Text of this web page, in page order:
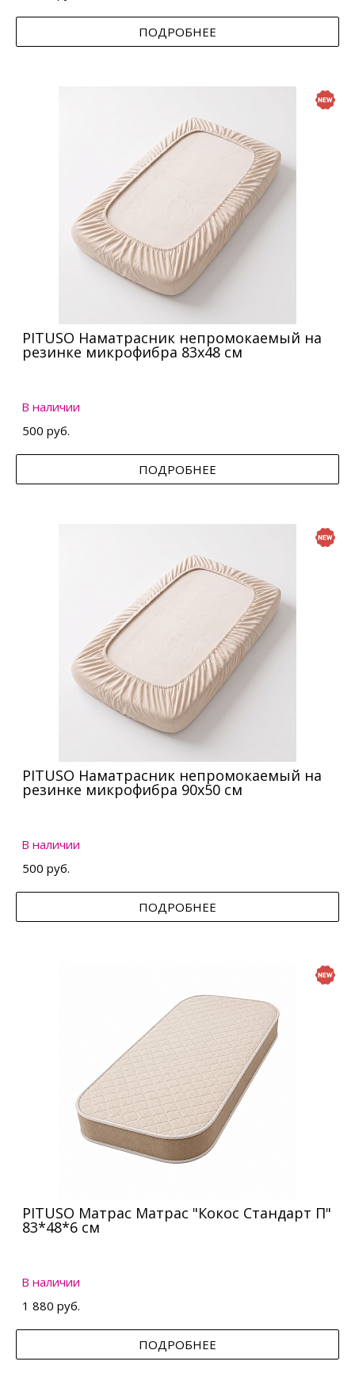
ПОДРОБНЕЕ
PITUSO Наматрасник непромокаемый на
резинке микрофибра 83х48 см
В наличии
500 руб.
ПОДРОБНЕЕ
PITUSO Наматрасник непромокаемый на
резинке микрофибра 90х50 см
В наличии
500 руб.
ПОДРОБНЕЕ
PITUSO Матрас Матрас "Кокос Стандарт П"
83*48*6 см
В наличии
1 880 руб.
ПОДРОБНЕЕ